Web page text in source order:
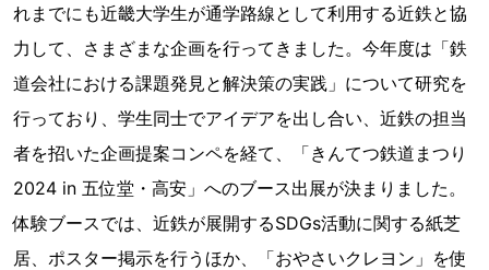
れまでにも近畿大学生が通学路線として利用する近鉄と協
力して、さまざまな企画を行ってきました。今年度は「鉄
道会社における課題発見と解決策の実践」について研究を
行っており、学生同士でアイデアを出し合い、近鉄の担当
者を招いた企画提案コンペを経て、「きんてつ鉄道まつり
2024 in 五位堂・高安」へのブース出展が決まりました。
体験ブースでは、近鉄が展開するSDGs活動に関する紙芝
居、ポスター掲示を行うほか、「おやさいクレヨン」を使